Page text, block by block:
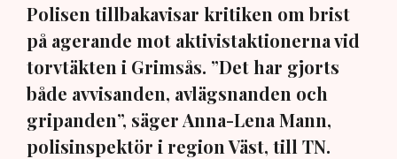
Polisen tillbakavisar kritiken om brist
på agerande mot aktivistaktionerna vid
torvtäkten i Grimsås. ”Det har gjorts
både avvisanden, avlägsnanden och
gripanden”, säger Anna-Lena Mann,
polisinspektör i region Väst, till TN.